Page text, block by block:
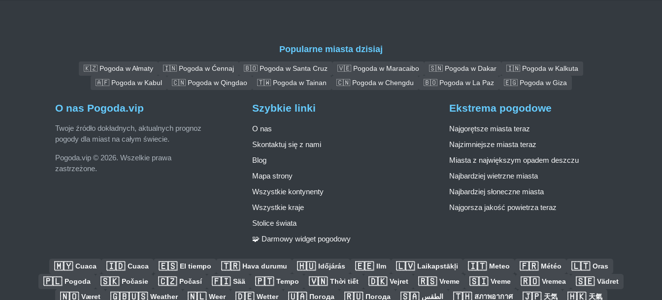
Popularne miasta dzisiaj
🇰🇿 Pogoda w Ałmaty 🇮🇳 Pogoda w Ćennaj 🇧🇴 Pogoda w Santa Cruz 🇻🇪 Pogoda w Maracaibo 🇸🇳 Pogoda w Dakar
🇮🇳 Pogoda w Kalkuta
🇦🇫 Pogoda w Kabul
🇨🇳 Pogoda w Qingdao 🇹🇼 Pogoda w Tainan 🇨🇳 Pogoda w Chengdu 🇧🇴 Pogoda w La Paz 🇪🇬 Pogoda w Giza
O nas Pogoda.vip
Twoje źródło dokładnych, aktualnych prognoz
pogody dla miast na całym świecie.
Pogoda.vip © 2026. Wszelkie prawa
zastrzeżone.
Szybkie linki
O nas
Skontaktuj się z nami
Blog
Mapa strony
Wszystkie kontynenty
Wszystkie kraje
Stolice świata
🧩 Darmowy widget pogodowy
Ekstrema pogodowe
Najgorętsze miasta teraz
Najzimniejsze miasta teraz
Miasta z największym opadem deszczu
Najbardziej wietrzne miasta
Najbardziej słoneczne miasta
Najgorsza jakość powietrza teraz
🇲🇾 Cuaca 🇮🇩 Cuaca 🇪🇸 El tiempo 🇹🇷 Hava durumu 🇭🇺 Időjárás 🇪🇪 Ilm 🇱🇻 Laikapstākļi 🇮🇹 Meteo 🇫🇷 Météo 🇱🇹 Oras
🇵🇱 Pogoda 🇸🇰 Počasie 🇨🇿 Počasí 🇫🇮 Sää 🇵🇹 Tempo 🇻🇳 Thời tiết 🇩🇰 Vejret 🇷🇸 Vreme 🇸🇮 Vreme 🇷🇴 Vremea 🇸🇪 Vädret
🇳🇴 Været 🇬🇧🇺🇸 Weather 🇳🇱 Weer 🇩🇪 Wetter 🇺🇦 Погода 🇷🇺 Погода 🇸🇦 الطقس 🇹🇭 สภาพอากาศ 🇯🇵 天気 🇭🇰 天氣